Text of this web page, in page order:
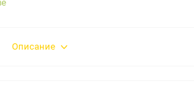
Описание